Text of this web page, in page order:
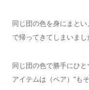
同じ団の色を身にまと
で帰ってきてしまいまし
同じ団の色で勝手にひ
アイテムは（ペア）”も